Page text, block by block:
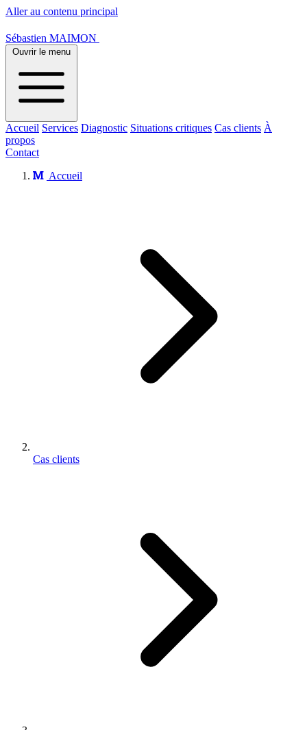
Aller au contenu principal
Sébastien MAIMON
Ouvrir le menu
Accueil Services Diagnostic Situations critiques Cas clients À
propos
Contact
Accueil
Cas clients